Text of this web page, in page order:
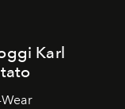
Karl